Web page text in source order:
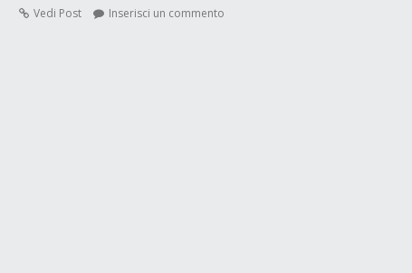
Vedi Post Inserisci un commento